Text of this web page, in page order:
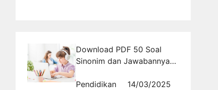
Download PDF 50 Soal
Sinonim dan Jawabannya
Pendidikan
14/03/2025